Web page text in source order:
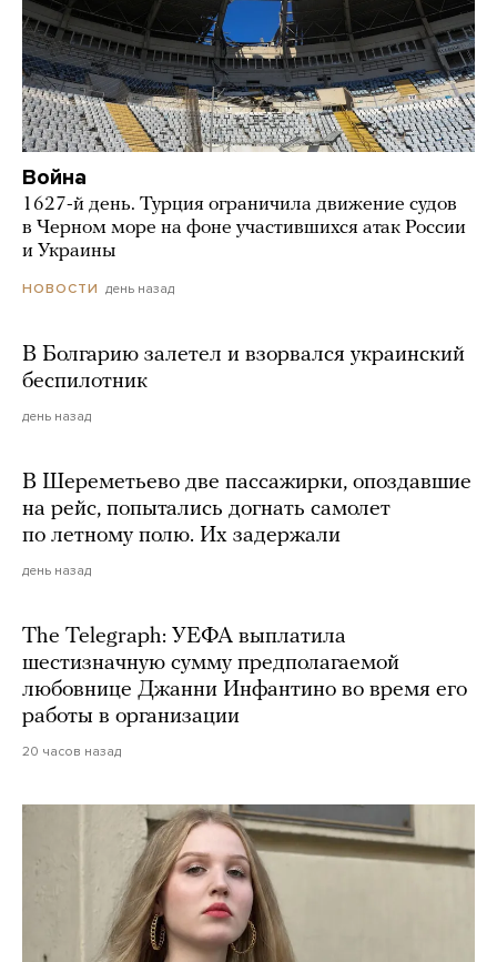
Война
1627-й день. Турция ограничила движение судов
в Черном море на фоне участившихся атак России
и Украины
НОВОСТИ день назад
В Болгарию залетел и взорвался украинский
беспилотник
день назад
В Шереметьево две пассажирки, опоздавшие
на рейс, попытались догнать самолет
по летному полю. Их задержали
день назад
The Telegraph: УЕФА выплатила
шестизначную сумму предполагаемой
любовнице Джанни Инфантино во время его
работы в организации
20 часов назад